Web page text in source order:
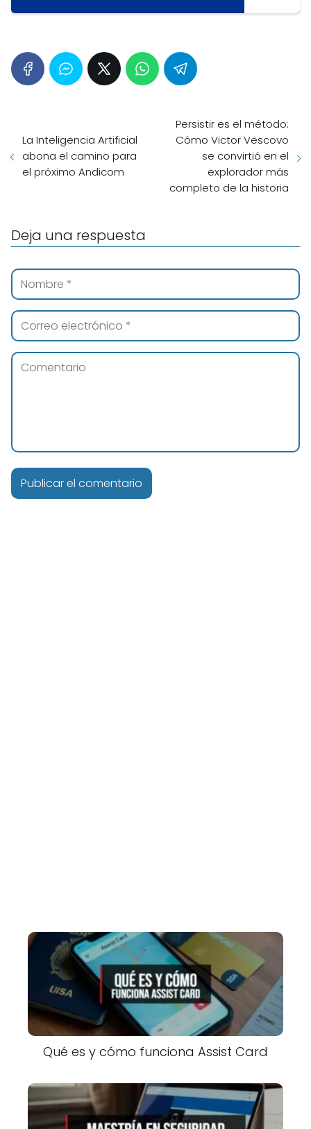
La Inteligencia Artificial
abona el camino para
el próximo Andicom
Persistir es el método:
Cómo Victor Vescovo
se convirtió en el
explorador más
completo de la historia
Deja una respuesta
Qué es y cómo funciona Assist Card